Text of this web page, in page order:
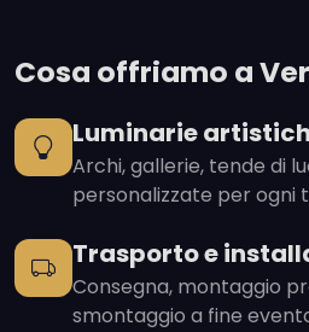
Cosa offriamo a
Luminarie
Archi, gallerie, tende di
personalizzate per ogni
Trasporto e
Consegna, montaggio
smontaggio a fine